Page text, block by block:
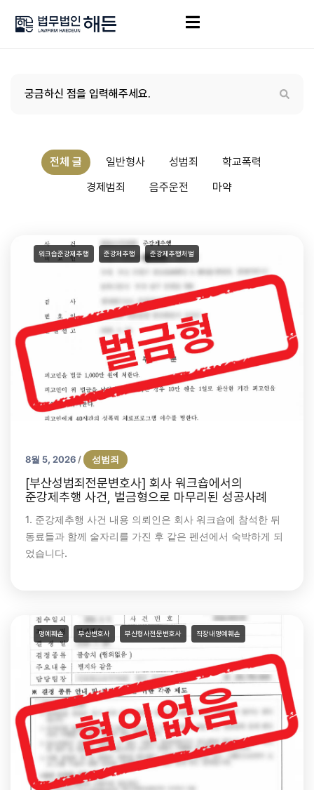
전체 글 일반형사 성범죄
학교폭력
경제범죄
음주운전 마약
워크숍준강제추행 준강제추행 준강제추행처벌
8월 5, 2026 / 성범죄
[부산성범죄전문변호사] 회사 워크숍에서의
준강제추행 사건, 벌금형으로 마무리된 성공사례
1. 준강제추행 사건 내용 의뢰인은 회사 워크숍에 참석한 뒤
동료들과 함께 술자리를 가진 후 같은 펜션에서 숙박하게 되
었습니다.
명예훼손 부산변호사 부산형사전문변호사 직장내명예훼손